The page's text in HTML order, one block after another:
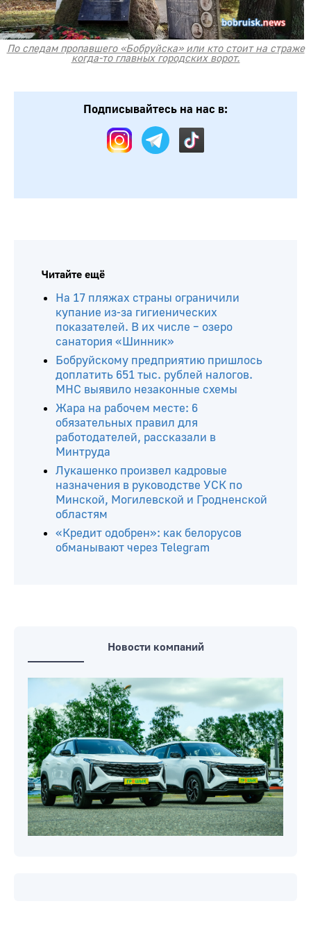
По следам пропавшего «Бобруйска» или кто стоит на страже
когда-то главных городских ворот.
Подписывайтесь на нас в:
Читайте ещё
На 17 пляжах страны ограничили
купание из-за гигиенических
показателей. В их числе – озеро
санатория «Шинник»
Бобруйскому предприятию пришлось
доплатить 651 тыс. рублей налогов.
МНС выявило незаконные схемы
Жара на рабочем месте: 6
обязательных правил для
работодателей, рассказали в
Минтруда
Лукашенко произвел кадровые
назначения в руководстве УСК по
Минской, Могилевской и Гродненской
областям
«Кредит одобрен»: как белорусов
обманывают через Telegram
Новости компаний